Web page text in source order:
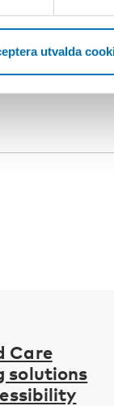
utvalda
Care
solutions